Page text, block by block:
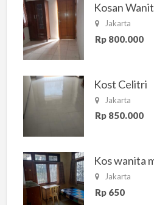
Jakarta
Rp 800.000
Kost Celitri
Jakarta
Rp 850.000
Jakarta
Rp 650